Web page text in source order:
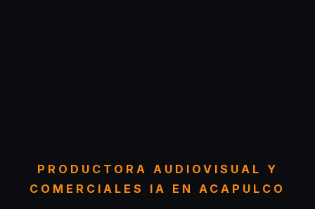
PRODUCTORA AUDIOVISUAL Y
COMERCIALES IA EN ACAPULCO